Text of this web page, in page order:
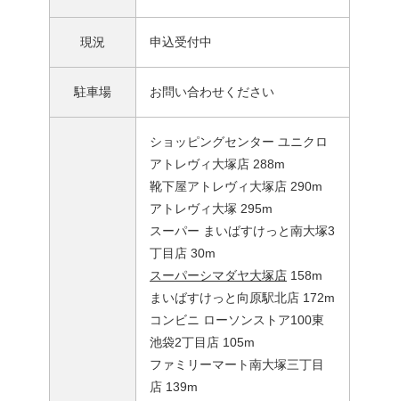
現況 申込受付中
駐車場 お問い合わせください
ショッピングセンター ユニクロ
アトレヴィ大塚店 288m
靴下屋アトレヴィ大塚店 290m
アトレヴィ大塚 295m
スーパー まいばすけっと南大塚3
丁目店 30m
スーパーシマダヤ大塚店 158m
まいばすけっと向原駅北店 172m
コンビニ ローソンストア100東
池袋2丁目店 105m
ファミリーマート南大塚三丁目
店 139m